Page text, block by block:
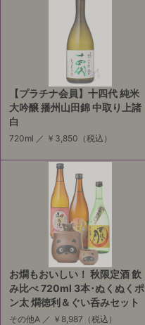
【プラチナ会員】十四代 純米
大吟醸 播州山田錦 中取り上諸
白
720ml ／ ￥3,850 （税込）
お燗もおいしい！ 秋限定酒 飲
み比べ 720ml 3本･ぬくぬくポ
ン太 燗徳利＆ぐい呑みセット
その他A ／ ￥8,987 （税込）